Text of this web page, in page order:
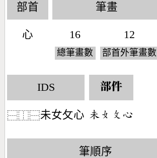
部首
心
筆畫
16
總筆畫數
12
部首外筆畫數
IDS
⿱⿰⿱未女攵心
部件
󶄘󶂛󶃜󶄀
筆順序